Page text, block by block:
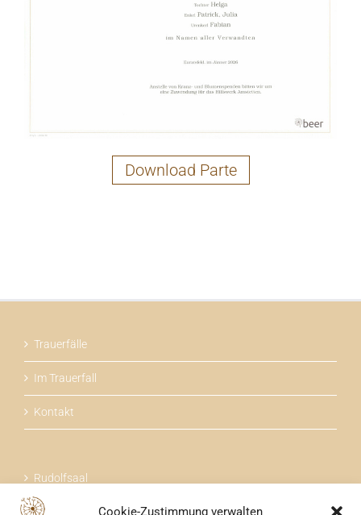
Cookie-Zustimmung verwalten
Download Parte
Trauerfälle
Im Trauerfall
Kontakt
Rudolfsaal
Über uns